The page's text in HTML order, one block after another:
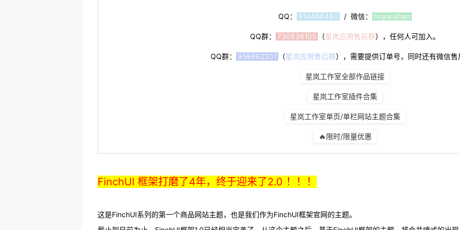
QQ： 914466480 / 微信： hnyanshan
QQ群： 730836105 （星岚应用售前群），任何人可加入。
QQ群： 958662301 （星岚应用售后群），需要提供订单号，同时还有微信售
星岚工作室全部作品链接
星岚工作室插件合集
星岚工作室单页/单栏网站主题合集
🔥限时/限量优惠
FinchUI 框架打磨了4年，终于迎来了2.0 ！！！
这是FinchUI系列的第一个商品网站主题，也是我们作为FinchUI框架官网的主题。